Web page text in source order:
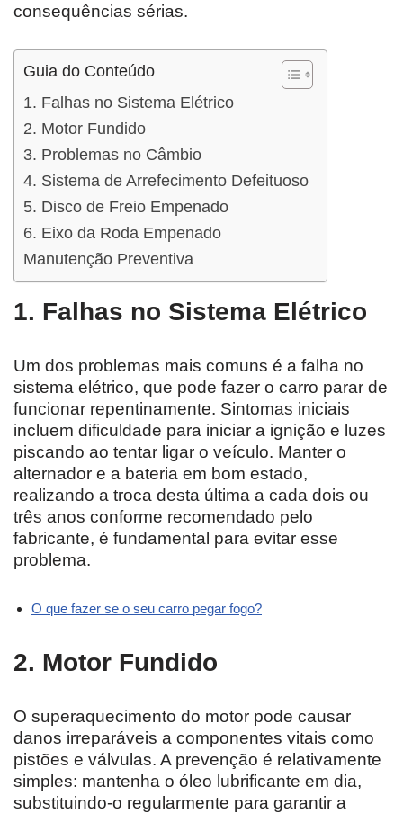
consequências sérias.
Guia do Conteúdo
1. Falhas no Sistema Elétrico
2. Motor Fundido
3. Problemas no Câmbio
4. Sistema de Arrefecimento Defeituoso
5. Disco de Freio Empenado
6. Eixo da Roda Empenado
Manutenção Preventiva
1. Falhas no Sistema Elétrico
Um dos problemas mais comuns é a falha no
sistema elétrico, que pode fazer o carro parar de
funcionar repentinamente. Sintomas iniciais
incluem dificuldade para iniciar a ignição e luzes
piscando ao tentar ligar o veículo. Manter o
alternador e a bateria em bom estado,
realizando a troca desta última a cada dois ou
três anos conforme recomendado pelo
fabricante, é fundamental para evitar esse
problema.
O que fazer se o seu carro pegar fogo?
2. Motor Fundido
O superaquecimento do motor pode causar
danos irreparáveis ​​a componentes vitais como
pistões e válvulas. A prevenção é relativamente
simples: mantenha o óleo lubrificante em dia,
substituindo-o regularmente para garantir a